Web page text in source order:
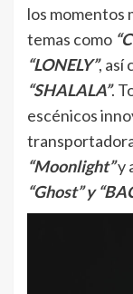
los momentos
temas como
“LONELY”, así
“SHALALA”.
escénicos
“Moonlight”y
“Ghost” y